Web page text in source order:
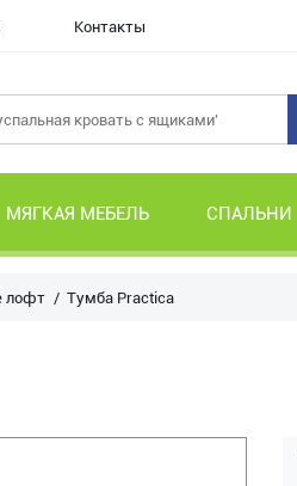
Контакты
МЯГКАЯ МЕБЕЛЬ СПАЛЬНИ
лофт Тумба Practica